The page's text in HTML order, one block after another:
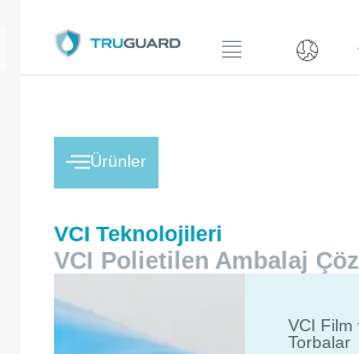
Ürünler
VCI Teknolojileri
VCI Polietilen Ambalaj
VCI Film
Torbalar